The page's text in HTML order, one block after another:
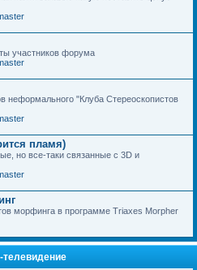
участников форума
неформального "Клуба Стереоскопистов
пламя)
но все-таки связанные с 3D и
морфинга в программе Triaxes Morpher
телевидение